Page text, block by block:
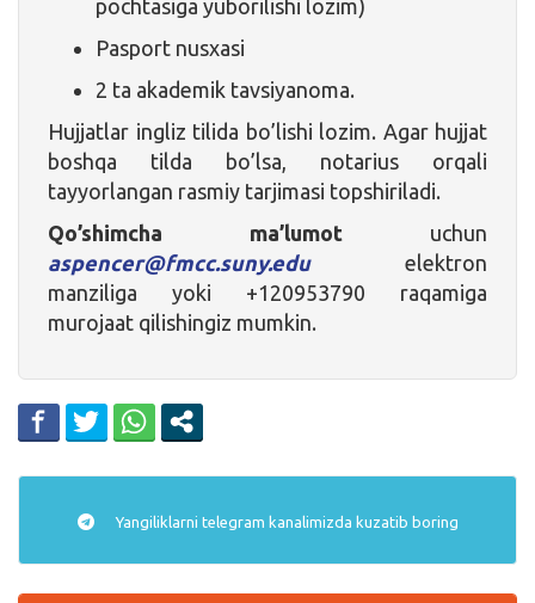
pochtasiga yuborilishi lozim)
Pasport nusxasi
2 ta akademik tavsiyanoma.
Hujjatlar ingliz tilida bo’lishi lozim. Agar hujjat
boshqa tilda bo’lsa, notarius orqali
tayyorlangan rasmiy tarjimasi topshiriladi.
Qo’shimcha ma’lumot uchun
aspencer@fmcc.suny.eduelektron
manziliga yoki +120953790 raqamiga
murojaat qilishingiz mumkin.
Yangiliklarni telegram kanalimizda kuzatib boring